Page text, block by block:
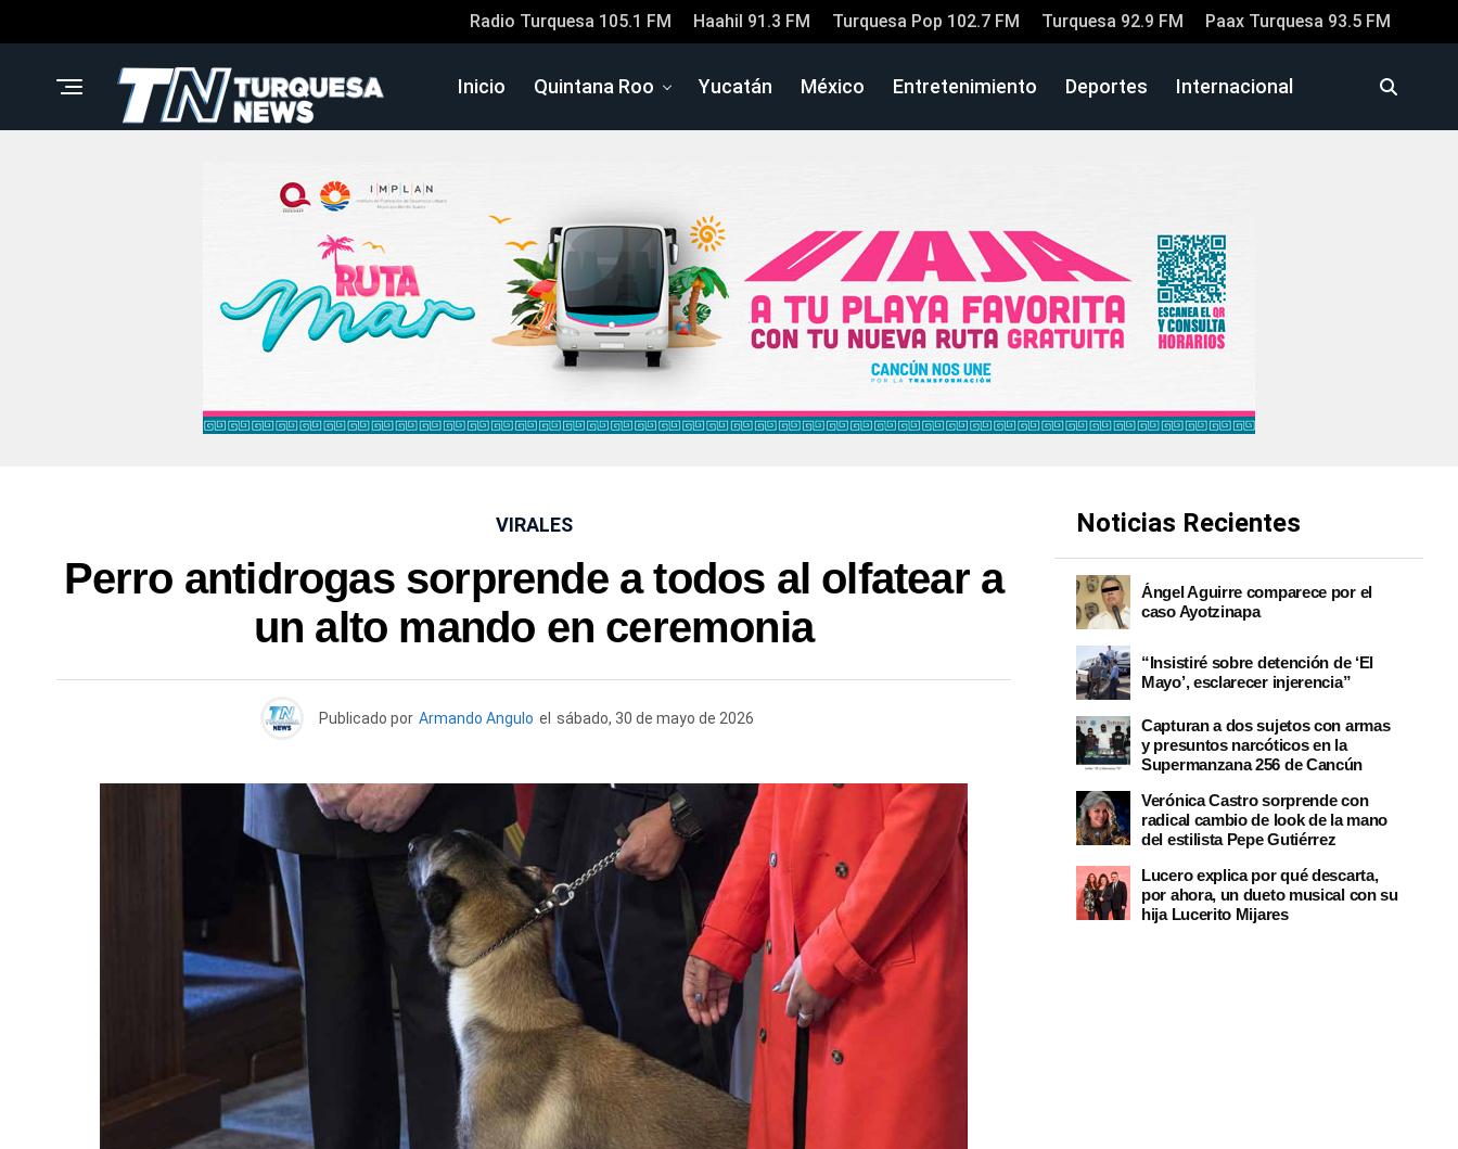
Radio Turquesa 105.1 FM Haahil 91.3 FM Turquesa Pop 102.7 FM Turquesa 92.9 FM Paax Turquesa 93.5 FM
Inicio Quintana Roo Yucatán México Entretenimiento Deportes Internacional
VIRALES
Perro antidrogas sorprende a todos al olfatear a
un alto mando en ceremonia
Publicado por Armando Angulo el sábado, 30 de mayo de 2026
Noticias Recientes
Ángel Aguirre comparece por el
caso Ayotzinapa
“Insistiré sobre detención de ‘El
Mayo’, esclarecer injerencia”
Capturan a dos sujetos con armas
y presuntos narcóticos en la
Supermanzana 256 de Cancún
Verónica Castro sorprende con
radical cambio de look de la mano
del estilista Pepe Gutiérrez
Lucero explica por qué descarta,
por ahora, un dueto musical con su
hija Lucerito Mijares